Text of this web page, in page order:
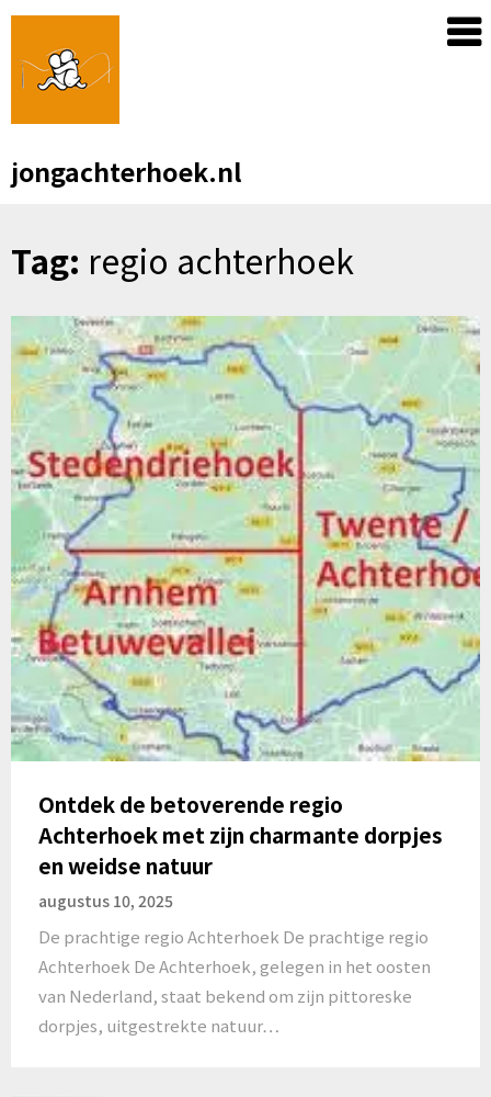
Skip
content
jongachterhoek.nl
Tag: regio achterhoek
Ontdek de betoverende regio
Achterhoek met zijn charmante dorpjes
en weidse natuur
augustus 10, 2025
De prachtige regio Achterhoek De prachtige regio
Achterhoek De Achterhoek, gelegen in het oosten
van Nederland, staat bekend om zijn pittoreske
dorpjes, uitgestrekte natuur…